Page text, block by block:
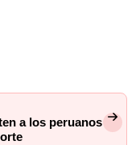
a los peruanos